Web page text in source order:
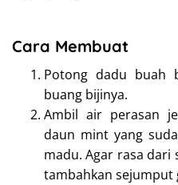
Cara Membuat
Potong dadu buah
buang bijinya.
Ambil air perasan
daun mint yang
madu. Agar rasa dari
tambahkan sejumput